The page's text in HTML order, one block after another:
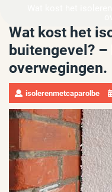
Wat kost het
buitengevel?
overwegingen.
isolerenmetcaparolbe